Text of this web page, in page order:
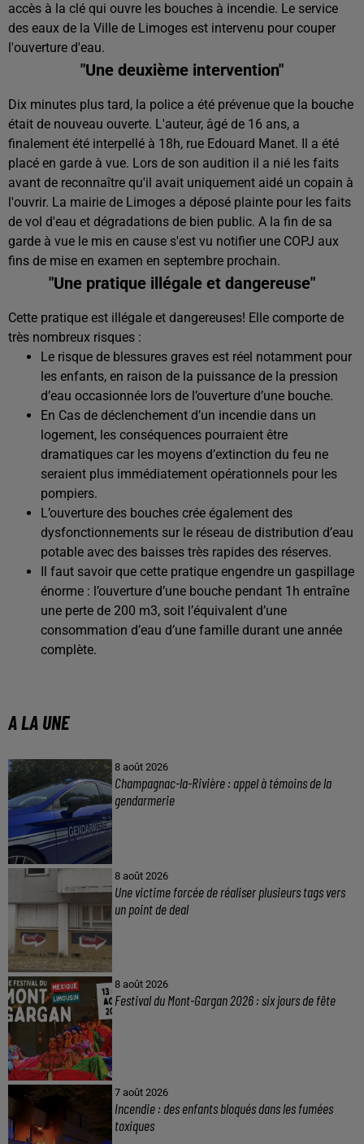
accès à la clé qui ouvre les bouches à incendie. Le service
des eaux de la Ville de Limoges est intervenu pour couper
l'ouverture d'eau.
"Une deuxième intervention"
Dix minutes plus tard, la police a été prévenue que la bouche
était de nouveau ouverte. L'auteur, âgé de 16 ans, a
finalement été interpellé à 18h, rue Edouard Manet. Il a été
placé en garde à vue. Lors de son audition il a nié les faits
avant de reconnaître qu'il avait uniquement aidé un copain à
l'ouvrir. La mairie de Limoges a déposé plainte pour les faits
de vol d'eau et dégradations de bien public. A la fin de sa
garde à vue le mis en cause s'est vu notifier une COPJ aux
fins de mise en examen en septembre prochain.
"Une pratique illégale et dangereuse"
Cette pratique est illégale et dangereuses! Elle comporte de
très nombreux risques :
Le risque de blessures graves est réel notamment pour
les enfants, en raison de la puissance de la pression
d’eau occasionnée lors de l’ouverture d’une bouche.
En Cas de déclenchement d’un incendie dans un
logement, les conséquences pourraient être
dramatiques car les moyens d’extinction du feu ne
seraient plus immédiatement opérationnels pour les
pompiers.
L’ouverture des bouches crée également des
dysfonctionnements sur le réseau de distribution d’eau
potable avec des baisses très rapides des réserves.
Il faut savoir que cette pratique engendre un gaspillage
énorme : l’ouverture d’une bouche pendant 1h entraîne
une perte de 200 m3, soit l’équivalent d’une
consommation d’eau d’une famille durant une année
complète.
A LA UNE
8 août 2026
Champagnac-la-Rivière : appel à témoins de la
gendarmerie
8 août 2026
Une victime forcée de réaliser plusieurs tags vers
un point de deal
8 août 2026
Festival du Mont-Gargan 2026 : six jours de fête
7 août 2026
Incendie : des enfants bloqués dans les fumées
toxiques